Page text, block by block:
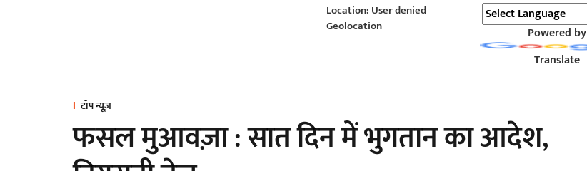
Location: User denied
Geolocation
Powered by
Translate
टॉप न्यूज़
फसल मुआवज़ा : सात दिन में भुगतान का आदेश,